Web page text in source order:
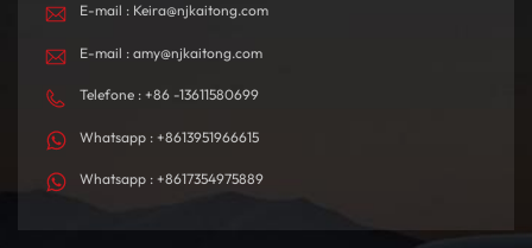
E-mail : Keira@njkaitong.com
E-mail : amy@njkaitong.com
Telefone : +86 -13611580699
Whatsapp : +8613951966615
Whatsapp : +8617354975889